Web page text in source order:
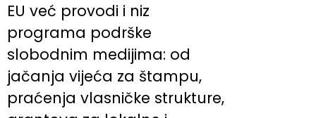
EU već provodi i niz
programa podrške
slobodnim medijima: od
jačanja vijeća za štampu,
praćenja vlasničke strukture,